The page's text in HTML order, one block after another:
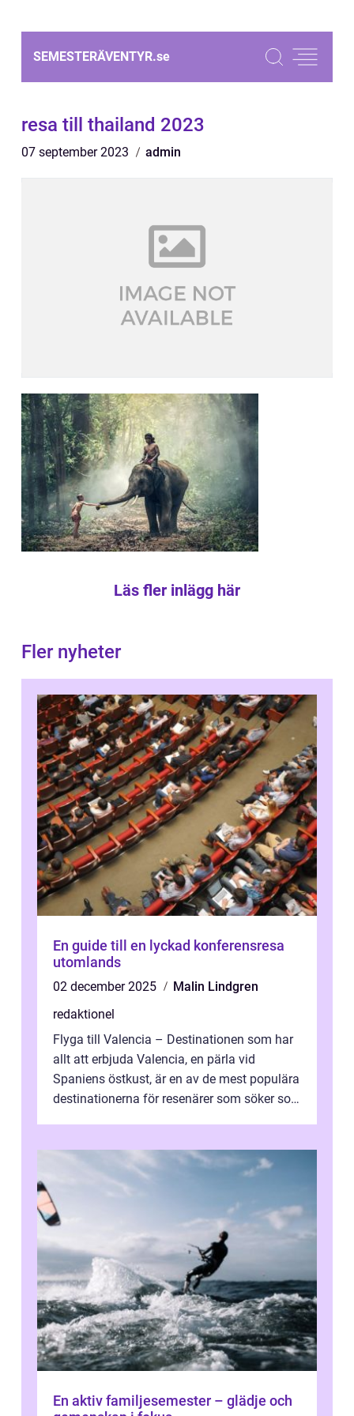
SEMESTERÄVENTYR.se
resa till thailand 2023
07 september 2023 admin
Läs fler inlägg här
Fler nyheter
En guide till en lyckad konferensresa
utomlands
02 december 2025
Malin Lindgren
redaktionel
Flyga till Valencia – Destinationen som har
allt att erbjuda Valencia, en pärla vid
Spaniens östkust, är en av de mest populära
destinationerna för resenärer som söker sol,
En aktiv familjesemester – glädje och